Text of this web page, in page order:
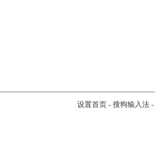
设置首页- 搜狗输入法-